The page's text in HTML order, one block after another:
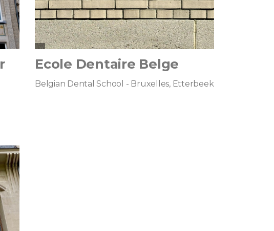
Ecole Dentaire Belge
Belgian Dental School - Bruxelles, Etterbeek